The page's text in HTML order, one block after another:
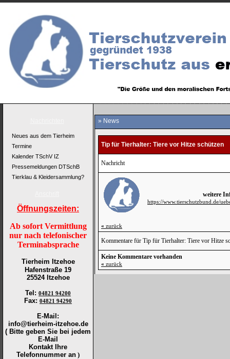
Neues aus dem Tierheim
Termine
Kalender TSchV IZ
Pressemeldungen DTSchB
Tierklau & Kleidersammlung?
Öffnungszeiten:
Ab sofort Vermittlung
nur nach telefonischer
Terminabsprache
Tierheim Itzehoe
Hafenstraße 19
25524 Itzehoe
Tel : 04821 94200
Fax: 04821 94290
E-Mail:
info@tierheim-itzehoe.de
( Bitte geben Sie bei jedem
E-Mail
Kontakt Ihre
Telefonnummer an )
» News
Tip für Tierhalter: Tiere vor Hitze schützen
Nachricht
weitere
https://www.tierschutzbund.de/
« zurück
Kommentare für Tip für Tierhalter: Tiere vor Hitze
Keine Kommentare vorhanden
« zurück